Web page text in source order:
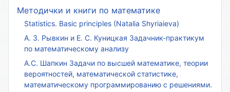
Методички и книги по математике
Statistics. Basic principles (Natalia Shyriaieva)
А. З. Рывкин и Е. С. Куницкая Задачник-практикум
по математическому анализу
А.С. Шапкин Задачи по высшей математике, теории
вероятностей, математической статистике,
математическому программированию с решениями.